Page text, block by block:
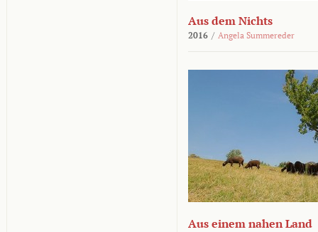
Aus dem Nichts
2016 / Angela Summereder
Aus einem nahen Land